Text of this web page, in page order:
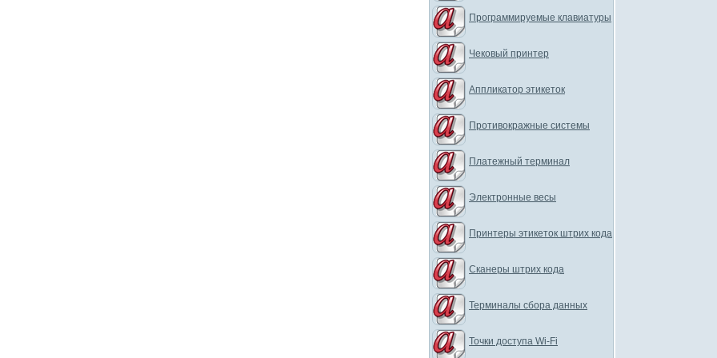
Программируемые клавиатуры
Чековый принтер
Аппликатор этикеток
Противокражные системы
Платежный терминал
Электронные весы
Принтеры этикеток штрих кода
Сканеры штрих кода
Терминалы сбора данных
Точки доступа Wi-Fi